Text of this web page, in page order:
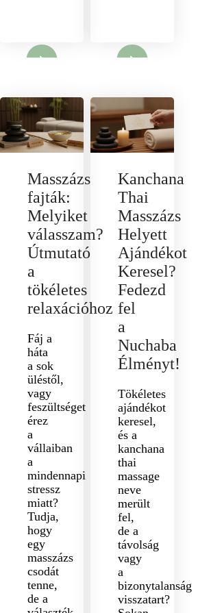
Masszázs
fajták:
Melyiket
válasszam?
Útmutató
a
tökéletes
relaxációhoz
Fáj a
háta
a sok
üléstől,
vagy
feszültséget
érez
a
vállaiban
a
mindennapi
stressz
miatt?
Tudja,
hogy
egy
masszázs
csodát
tenne,
de a
Kanchana
Thai
Masszázs
Helyett
Ajándékot
Keresel?
Fedezd
fel
a
Nuchaba
Élményt!
Tökéletes
ajándékot
keresel,
és a
kanchana
thai
massage
neve
merült
fel,
de a
távolság
vagy
a
bizonytalanság
visszatart?